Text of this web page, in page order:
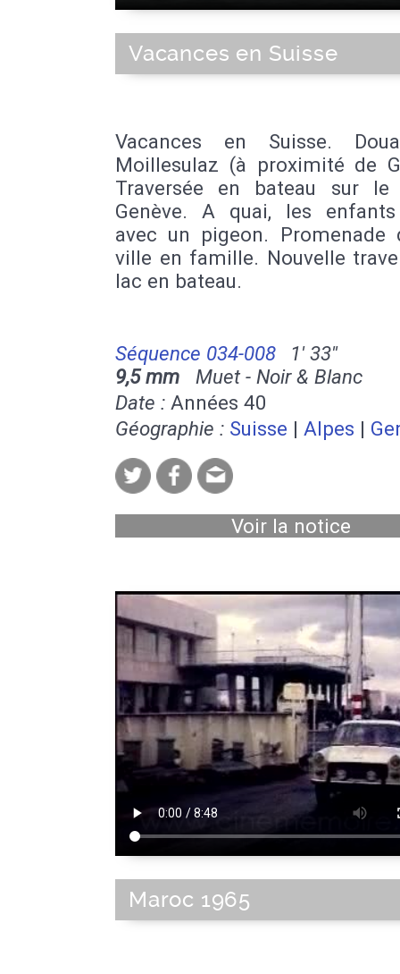
Vacances en Suisse
Vacances en Suisse.
Moillesulaz (à proximité de
Traversée en bateau sur
Genève. A quai, les
avec un pigeon. Promenade
ville en famille. Nouvelle
lac en bateau.
Séquence 034-008
1' 33''
9,5 mm Muet - Noir & Blanc
Date : Années 40
Géographie : Suisse | Alpes |
Voir la notice
Maroc 1965